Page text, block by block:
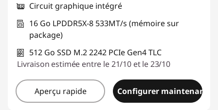
Circuit graphique intégré
16 Go LPDDR5X-8 533MT/s (mémoire sur
package)
512 Go SSD M.2 2242 PCIe Gen4 TLC
Livraison estimée entre le 21/10 et le 23/10
Aperçu rapide Configurer maintenant